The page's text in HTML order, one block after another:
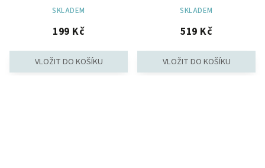
SKLADEM
199 Kč
SKLADEM
519 Kč